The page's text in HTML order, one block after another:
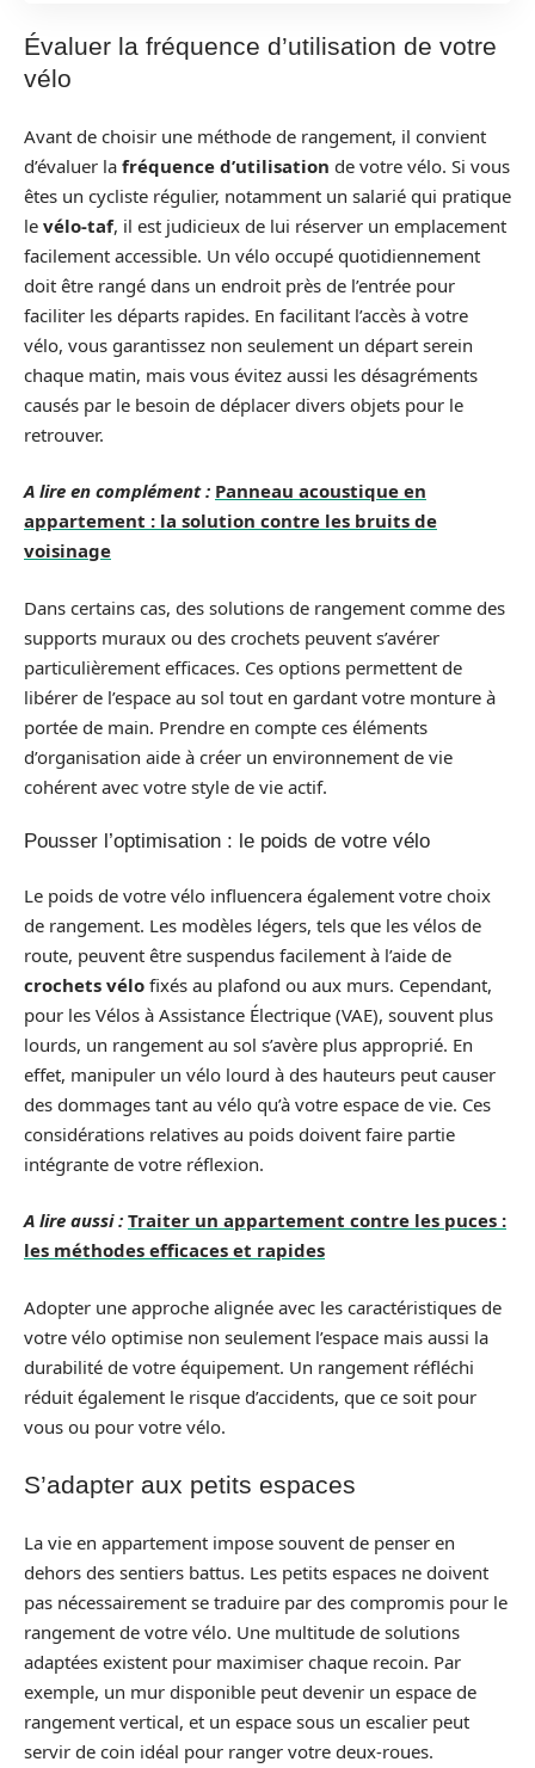
Évaluer la fréquence d’utilisation de votre
vélo
Avant de choisir une méthode de rangement, il convient
d’évaluer la fréquence d’utilisation de votre vélo. Si vous
êtes un cycliste régulier, notamment un salarié qui pratique
le vélo-taf, il est judicieux de lui réserver un emplacement
facilement accessible. Un vélo occupé quotidiennement
doit être rangé dans un endroit près de l’entrée pour
faciliter les départs rapides. En facilitant l’accès à votre
vélo, vous garantissez non seulement un départ serein
chaque matin, mais vous évitez aussi les désagréments
causés par le besoin de déplacer divers objets pour le
retrouver.
A lire en complément : Panneau acoustique en
appartement : la solution contre les bruits de
voisinage
Dans certains cas, des solutions de rangement comme des
supports muraux ou des crochets peuvent s’avérer
particulièrement efficaces. Ces options permettent de
libérer de l’espace au sol tout en gardant votre monture à
portée de main. Prendre en compte ces éléments
d’organisation aide à créer un environnement de vie
cohérent avec votre style de vie actif.
Pousser l’optimisation : le poids de votre vélo
Le poids de votre vélo influencera également votre choix
de rangement. Les modèles légers, tels que les vélos de
route, peuvent être suspendus facilement à l’aide de
crochets vélo fixés au plafond ou aux murs. Cependant,
pour les Vélos à Assistance Électrique (VAE), souvent plus
lourds, un rangement au sol s’avère plus approprié. En
effet, manipuler un vélo lourd à des hauteurs peut causer
des dommages tant au vélo qu’à votre espace de vie. Ces
considérations relatives au poids doivent faire partie
intégrante de votre réflexion.
A lire aussi : Traiter un appartement contre les puces :
les méthodes efficaces et rapides
Adopter une approche alignée avec les caractéristiques de
votre vélo optimise non seulement l’espace mais aussi la
durabilité de votre équipement. Un rangement réfléchi
réduit également le risque d’accidents, que ce soit pour
vous ou pour votre vélo.
S’adapter aux petits espaces
La vie en appartement impose souvent de penser en
dehors des sentiers battus. Les petits espaces ne doivent
pas nécessairement se traduire par des compromis pour le
rangement de votre vélo. Une multitude de solutions
adaptées existent pour maximiser chaque recoin. Par
exemple, un mur disponible peut devenir un espace de
rangement vertical, et un espace sous un escalier peut
servir de coin idéal pour ranger votre deux-roues.